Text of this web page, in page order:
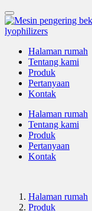
Halaman rumah
Tentang kami
Produk
Pertanyaan
Kontak
Halaman rumah
Tentang kami
Produk
Pertanyaan
Kontak
Halaman rumah
Produk